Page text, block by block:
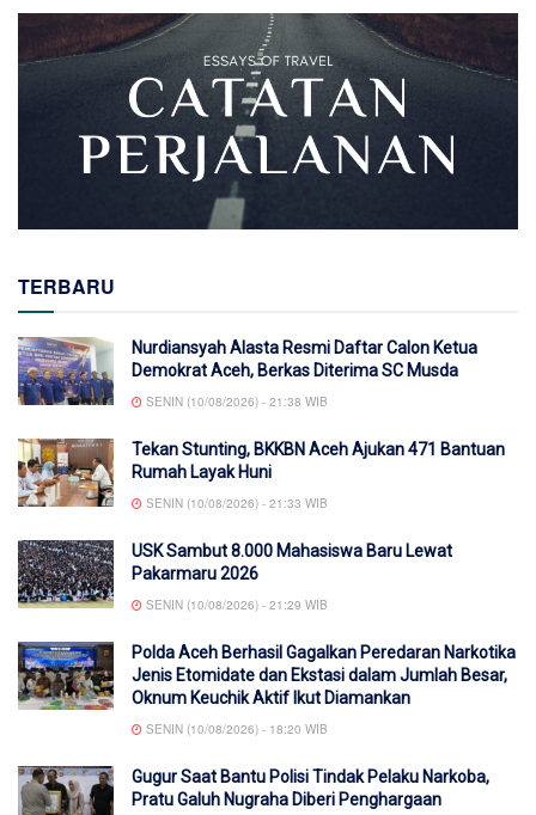
TERBARU
Nurdiansyah Alasta Resmi Daftar Calon Ketua
Demokrat Aceh, Berkas Diterima SC Musda
SENIN (10/08/2026) - 21:38 WIB
Tekan Stunting, BKKBN Aceh Ajukan 471 Bantuan
Rumah Layak Huni
SENIN (10/08/2026) - 21:33 WIB
USK Sambut 8.000 Mahasiswa Baru Lewat
Pakarmaru 2026
SENIN (10/08/2026) - 21:29 WIB
Polda Aceh Berhasil Gagalkan Peredaran Narkotika
Jenis Etomidate dan Ekstasi dalam Jumlah Besar,
Oknum Keuchik Aktif Ikut Diamankan
SENIN (10/08/2026) - 18:20 WIB
Gugur Saat Bantu Polisi Tindak Pelaku Narkoba,
Pratu Galuh Nugraha Diberi Penghargaan